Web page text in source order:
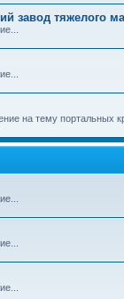
завод тяжелого
на тему портальных